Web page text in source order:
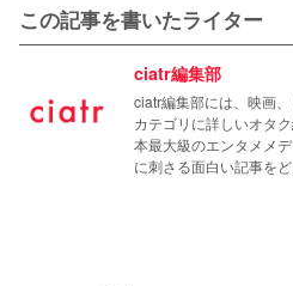
この記事を書いたライター
ciatr編集部
ciatr編集部には、映画
カテゴリに詳しいオタ
本最大級のエンタメメ
に刺さる面白い記事を